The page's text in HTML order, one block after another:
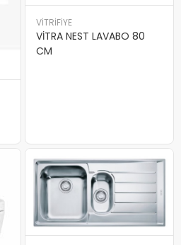
VİTRİFİYE
VİTRA NEST LAVABO 80
CM